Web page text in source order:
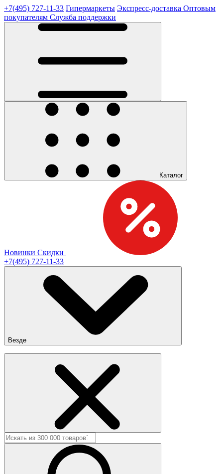
+7(495) 727-11-33 Гипермаркеты Экспресс-доставка Оптовым
покупателям Служба поддержки
Каталог
Новинки Скидки
+7(495) 727-11-33
Везде